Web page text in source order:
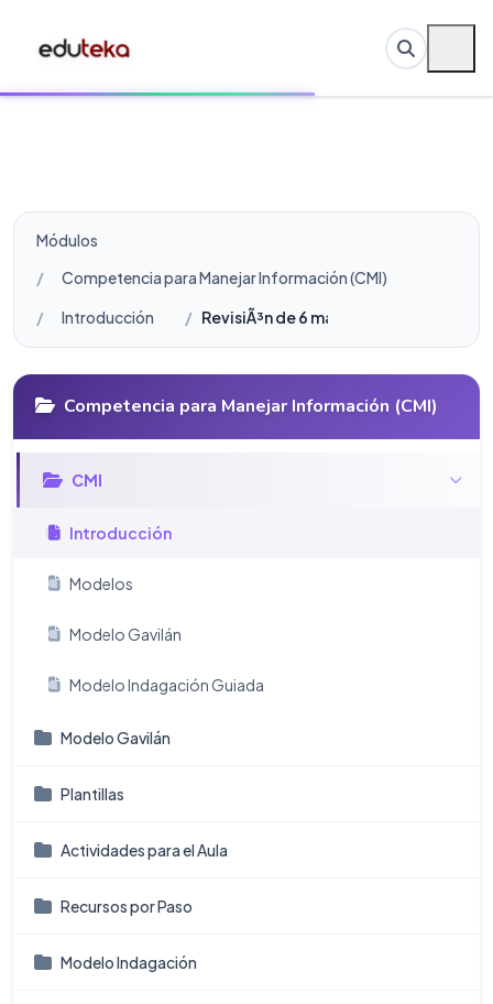
Módulos
Competencia para Manejar Información (CMI)
Introducción
RevisiÃ³n de 6 marcos de referencia
Competencia para Manejar Información (CMI)
CMI
Introducción
Modelos
Modelo Gavilán
Modelo Indagación Guiada
Modelo Gavilán
Plantillas
Actividades para el Aula
Recursos por Paso
Modelo Indagación